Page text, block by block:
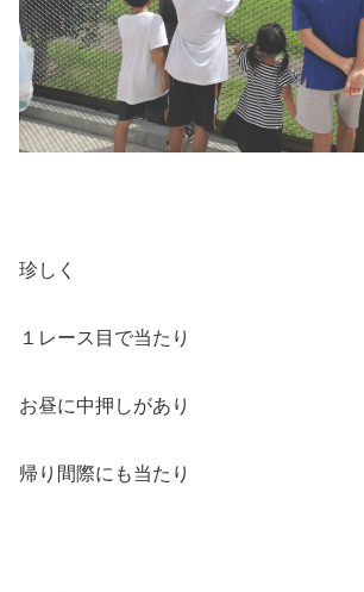
珍しく
１レース目で当たり
お昼に中押しがあり
帰り間際にも当たり